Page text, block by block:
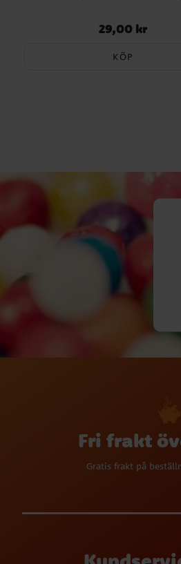
Pris:29,00 kr
29,00 kr
KÖP
Fri frakt
Gratis frakt på